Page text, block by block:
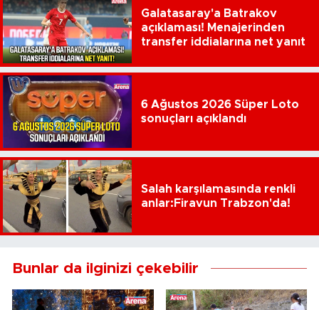
Galatasaray'a Batrakov
açıklaması! Menajerinden
transfer iddialarına net yanıt
6 Ağustos 2026 Süper Loto
sonuçları açıklandı
Salah karşılamasında renkli
anlar:Firavun Trabzon'da!
Bunlar da ilginizi çekebilir